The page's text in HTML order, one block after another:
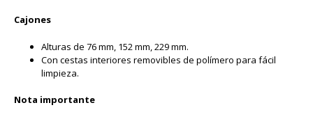
Cajones
Alturas de 76 mm, 152 mm, 229 mm.
Con cestas interiores removibles de polímero para fácil
limpieza.
Nota importante